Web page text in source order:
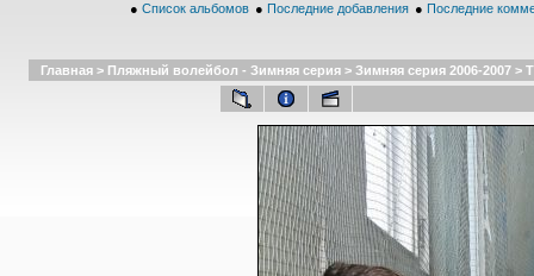
● Список альбомов ● Последние добавления ● Последние
Главная > Пляжный волейбол - Зимняя серия > Зимняя серия 2006-2007 >